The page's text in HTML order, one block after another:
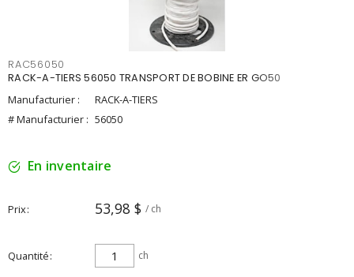
RAC56050
RACK-A-TIERS 56050 TRANSPORT DE BOBINE ER GO50
Manufacturier :
RACK-A-TIERS
# Manufacturier : 56050
En inventaire
Prix 53,98 $ / ch
Quantité ch